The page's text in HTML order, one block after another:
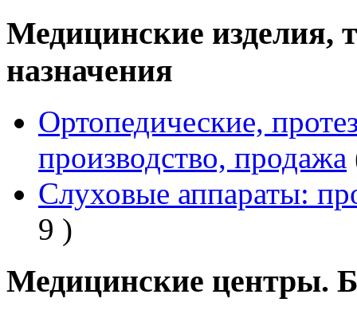
Медицинские изделия,
назначения
Ортопедические,
производство, продажа
Слуховые аппараты:
9 )
Медицинские центры.